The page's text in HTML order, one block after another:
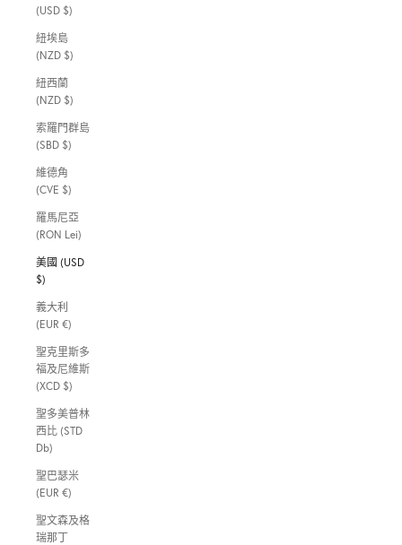
(USD $)
紐埃島
(NZD $)
紐西蘭
(NZD $)
索羅門群島
(SBD $)
維德角
(CVE $)
羅馬尼亞
(RON Lei)
美國 (USD
$)
義大利
(EUR €)
聖克里斯多
福及尼維斯
(XCD $)
聖多美普林
西比 (STD
Db)
聖巴瑟米
(EUR €)
聖文森及格
瑞那丁